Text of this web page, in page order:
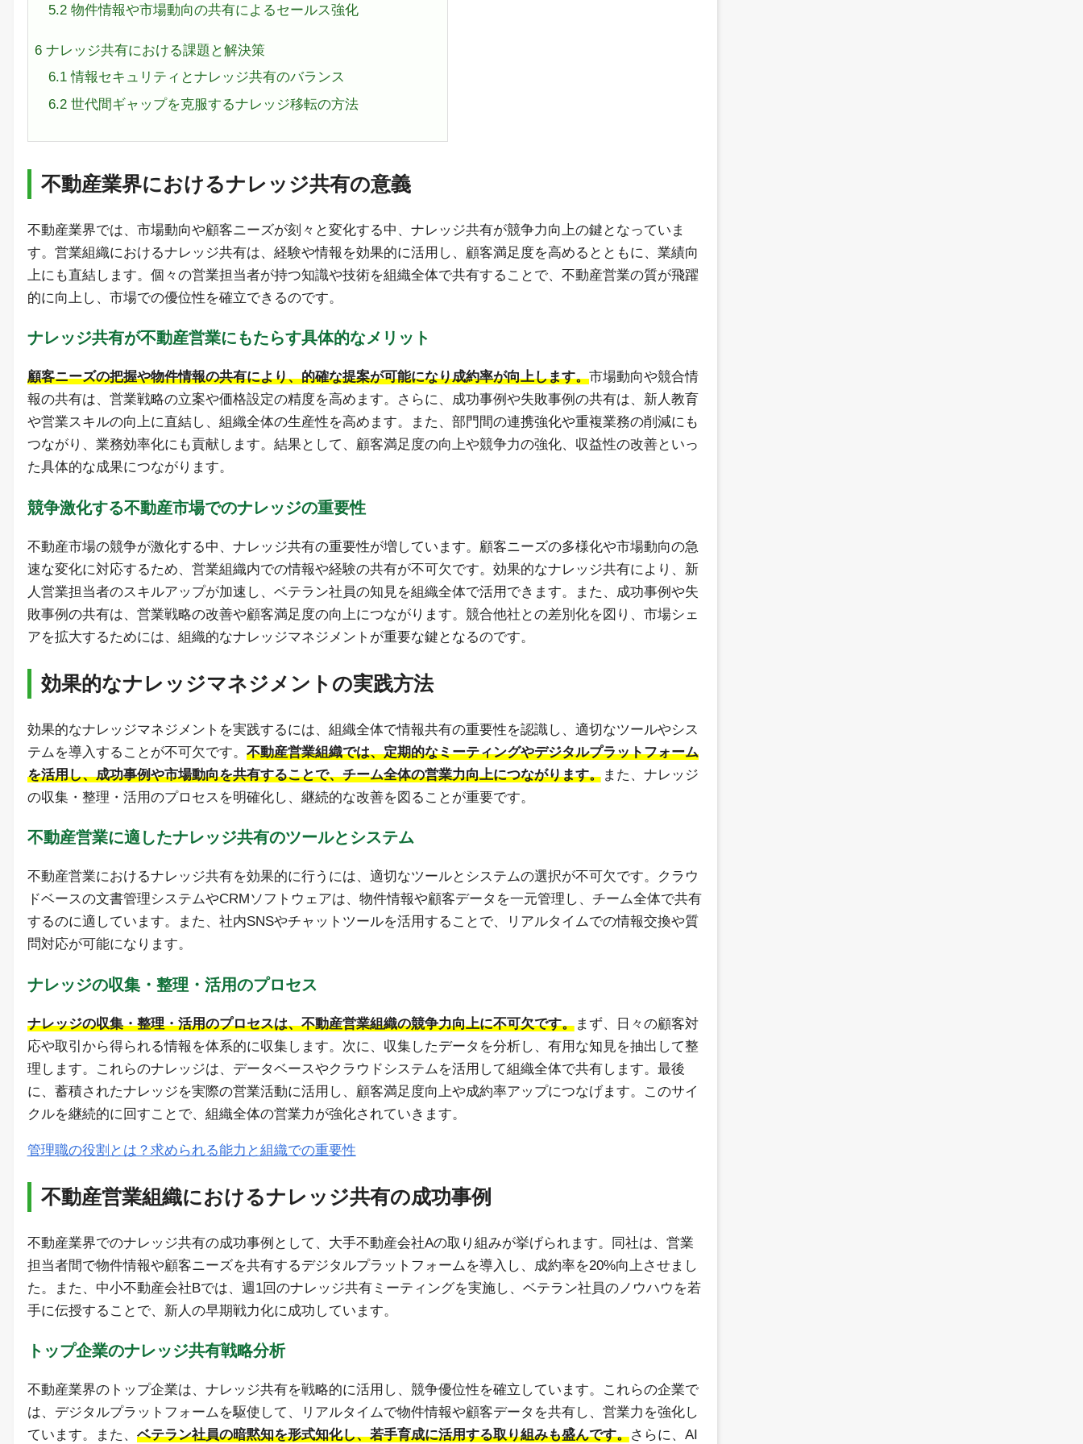
5.2物件情報や市場動向の共有によるセールス強化
6ナレッジ共有における課題と解決策
6.1情報セキュリティとナレッジ共有のバランス
6.2世代間ギャップを克服するナレッジ移転の方法
不動産業界におけるナレッジ共有の意義
不動産業界では、市場動向や顧客ニーズが刻々と変化する中、ナレッジ共有が競争力向上の鍵となっていま
す。営業組織におけるナレッジ共有は、経験や情報を効果的に活用し、顧客満足度を高めるとともに、業績向
上にも直結します。個々の営業担当者が持つ知識や技術を組織全体で共有することで、不動産営業の質が飛躍
的に向上し、市場での優位性を確立できるのです。
ナレッジ共有が不動産営業にもたらす具体的なメリット
顧客ニーズの把握や物件情報の共有により、的確な提案が可能になり成約率が向上します。市場動向や競合情
報の共有は、営業戦略の立案や価格設定の精度を高めます。さらに、成功事例や失敗事例の共有は、新人教育
や営業スキルの向上に直結し、組織全体の生産性を高めます。また、部門間の連携強化や重複業務の削減にも
つながり、業務効率化にも貢献します。結果として、顧客満足度の向上や競争力の強化、収益性の改善といっ
た具体的な成果につながります。
競争激化する不動産市場でのナレッジの重要性
不動産市場の競争が激化する中、ナレッジ共有の重要性が増しています。顧客ニーズの多様化や市場動向の急
速な変化に対応するため、営業組織内での情報や経験の共有が不可欠です。効果的なナレッジ共有により、新
人営業担当者のスキルアップが加速し、ベテラン社員の知見を組織全体で活用できます。また、成功事例や失
敗事例の共有は、営業戦略の改善や顧客満足度の向上につながります。競合他社との差別化を図り、市場シェ
アを拡大するためには、組織的なナレッジマネジメントが重要な鍵となるのです。
効果的なナレッジマネジメントの実践方法
効果的なナレッジマネジメントを実践するには、組織全体で情報共有の重要性を認識し、適切なツールやシス
テムを導入することが不可欠です。 不動産営業組織では、定期的なミーティングやデジタルプラットフォーム
を活用し、成功事例や市場動向を共有することで、チーム全体の営業力向上につながります。 また、ナレッジ
の収集・整理・活用のプロセスを明確化し、継続的な改善を図ることが重要です。
不動産営業に適したナレッジ共有のツールとシステム
不動産営業におけるナレッジ共有を効果的に行うには、適切なツールとシステムの選択が不可欠です。クラウ
ドベースの文書管理システムやCRMソフトウェアは、物件情報や顧客データを一元管理し、チーム全体で共有
するのに適しています。また、社内SNSやチャットツールを活用することで、リアルタイムでの情報交換や質
問対応が可能になります。
ナレッジの収集・整理・活用のプロセス
ナレッジの収集・整理・活用のプロセスは、不動産営業組織の競争力向上に不可欠です。 まず、日々の顧客対
応や取引から得られる情報を体系的に収集します。次に、収集したデータを分析し、有用な知見を抽出して整
理します。これらのナレッジは、データベースやクラウドシステムを活用して組織全体で共有します。最後
に、蓄積されたナレッジを実際の営業活動に活用し、顧客満足度向上や成約率アップにつなげます。このサイ
クルを継続的に回すことで、組織全体の営業力が強化されていきます。
管理職の役割とは？求められる能力と組織での重要性
不動産営業組織におけるナレッジ共有の成功事例
不動産業界でのナレッジ共有の成功事例として、大手不動産会社Aの取り組みが挙げられます。同社は、営業
担当者間で物件情報や顧客ニーズを共有するデジタルプラットフォームを導入し、成約率を20%向上させまし
た。また、中小不動産会社Bでは、週1回のナレッジ共有ミーティングを実施し、ベテラン社員のノウハウを若
手に伝授することで、新人の早期戦力化に成功しています。
トップ企業のナレッジ共有戦略分析
不動産業界のトップ企業は、ナレッジ共有を戦略的に活用し、競争優位性を確立しています。これらの企業で
は、デジタルプラットフォームを駆使して、リアルタイムで物件情報や顧客データを共有し、営業力を強化し
ています。また、 ベテラン社員の暗黙知を形式知化し、若手育成に活用する取り組みも盛んです。さらに、AI